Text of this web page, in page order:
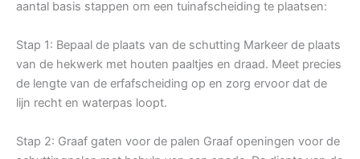
aantal basis stappen om een tuinafscheiding te plaatsen:
Stap 1: Bepaal de plaats van de schutting Markeer de plaats
van de hekwerk met houten paaltjes en draad. Meet precies
de lengte van de erfafscheiding op en zorg ervoor dat de
lijn recht en waterpas loopt.
Stap 2: Graaf gaten voor de palen Graaf openingen voor de